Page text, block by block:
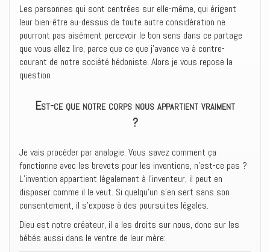
Les personnes qui sont centrées sur elle-même, qui érigent
leur bien-être au-dessus de toute autre considération ne
pourront pas aisément percevoir le bon sens dans ce partage
que vous allez lire, parce que ce que j’avance va à contre-
courant de notre société hédoniste. Alors je vous repose la
question :
Est-ce que notre corps nous appartient vraiment
?
Je vais procéder par analogie. Vous savez comment ça
fonctionne avec les brevets pour les inventions, n’est-ce pas ?
L’invention appartient légalement à l’inventeur, il peut en
disposer comme il le veut. Si quelqu’un s’en sert sans son
consentement, il s’expose à des poursuites légales.
Dieu est notre créateur, il a les droits sur nous, donc sur les
bébés aussi dans le ventre de leur mère: